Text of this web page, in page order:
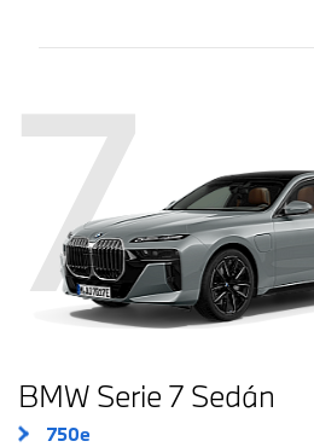
BMW Serie 7 Sedán
750e
7